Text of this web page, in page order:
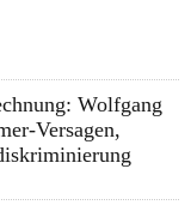
Wolfgang
Versagen,